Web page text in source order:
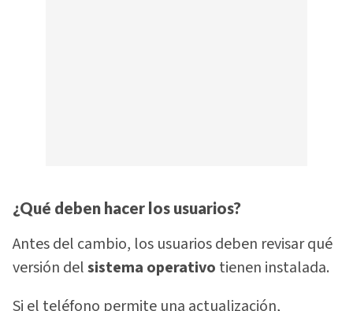
¿Qué deben hacer los usuarios?
Antes del cambio, los usuarios deben revisar qué
versión delsistema operativo tienen instalada.
Si el teléfono permite una actualización,